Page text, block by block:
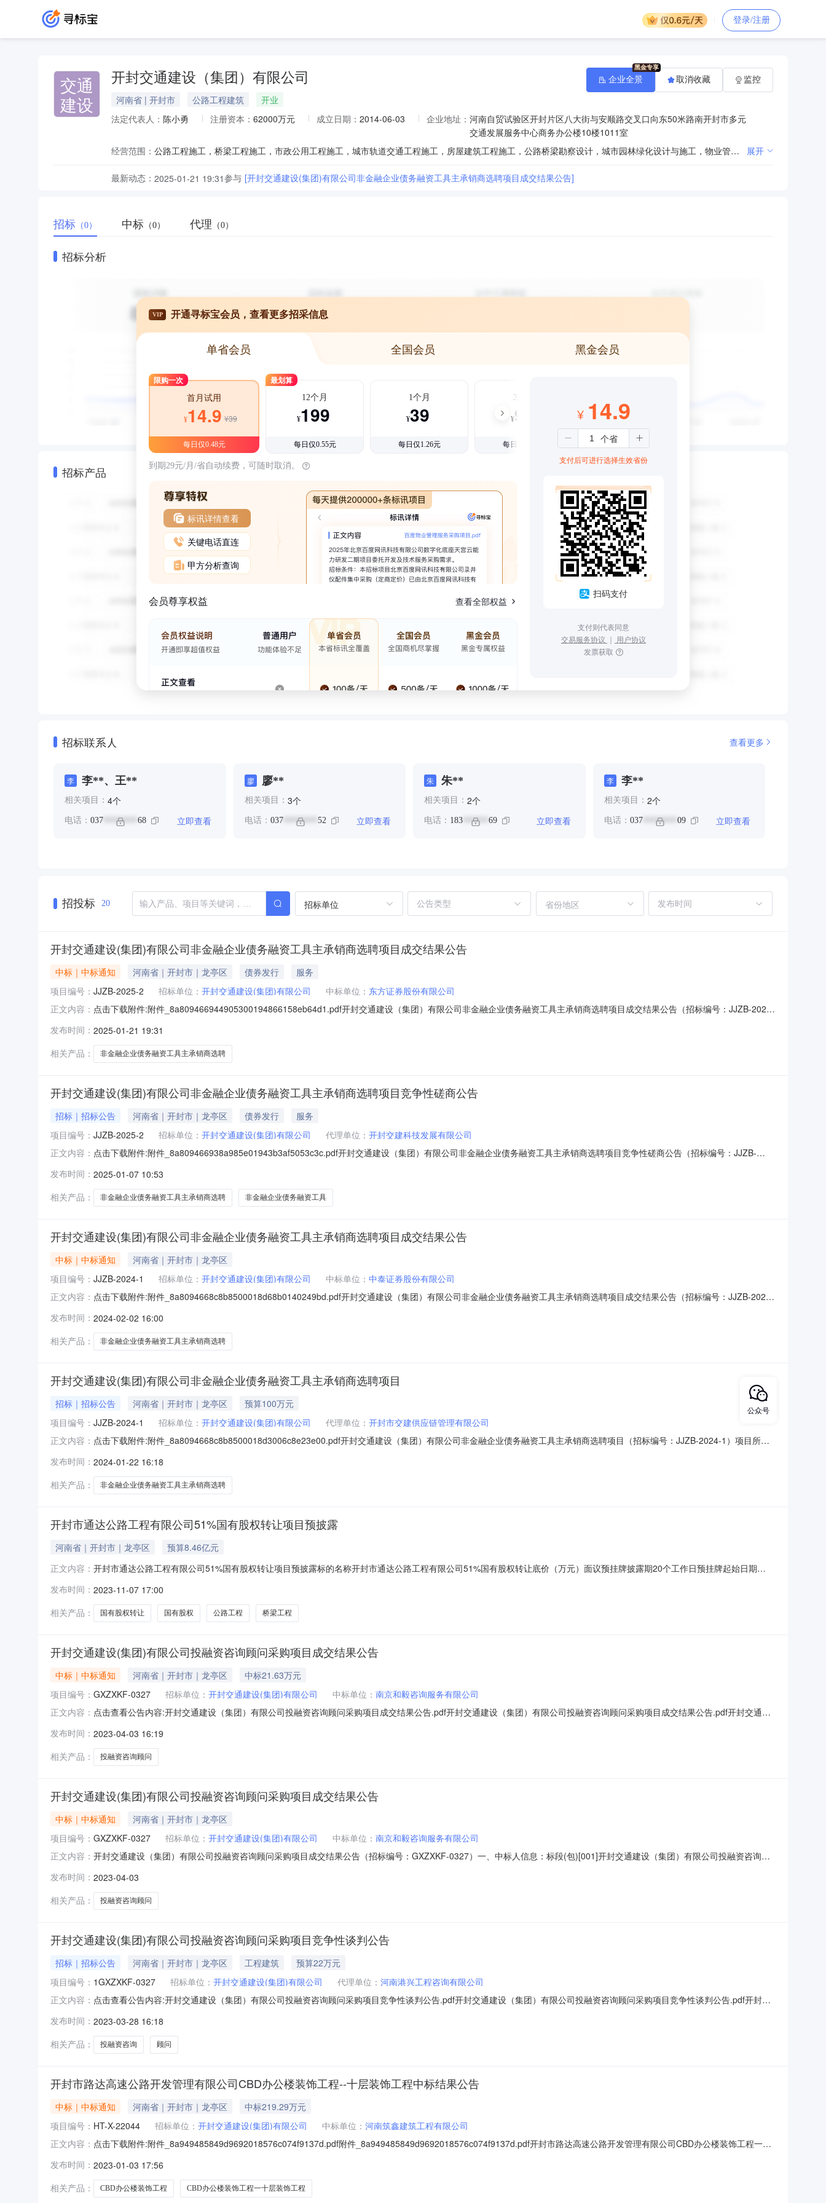
登录/注册
交通
建设
开封交通建设（集团）有限公司
河南省 | 开封市 公路工程建筑
开业
法定代表人： 陈小勇 注册资本： 62000万元 成立日期： 2014-06-03 企业地址： 河南自贸试验区开封片区八大街与安顺路交叉口向东50米路南开封市多元
交通发展服务中心商务办公楼10楼1011室
经营范围：
公路工程施工，桥梁工程施工，市政公用工程施工，城市轨道交通工程施工，房屋建筑工程施工，公路桥梁勘察设计，城市园林绿化设计与施工，物业管理，企业管理服务。 展开
最新动态： 2025-01-21 19:31参与 [开封交通建设(集团)有限公司非金融企业债务融资工具主承销商选聘项目成交结果公告]
企业全景 取消收藏 监控
招标 （0） 中标 （0） 代理 （0）
招标分析
招标产品
VIP 开通寻标宝会员，查看更多招采信息
单省会员 全国会员 黑金会员
限购一次
首月试用
¥14.9 ¥39
每日仅0.48元
最划算
12个月
¥199
每日仅0.55元
1个月
¥39
每日仅1.26元
3个月
¥99
每日仅1.08元
到期29元/月/省自动续费，可随时取消。
标讯详情查看
关键电话直连
甲方分析查询
会员尊享权益 查看全部权益
¥ 14.9
支付后可进行选择生效省份
扫码支付
支付则代表同意
交易服务协议 ｜ 用户协议
发票获取
招标联系人 查看更多
李 李**、王**
相关项目： 4个
电话： 037 ******** 68 立即查看
廖 廖**
相关项目： 3个
电话： 037 ******** 52 立即查看
朱 朱**
相关项目： 2个
电话： 183 ****** 69 立即查看
李 李**
相关项目： 2个
电话： 037 ******** 09 立即查看
招投标 20 招标单位 省份地区
开封交通建设(集团)有限公司非金融企业债务融资工具主承销商选聘项目成交结果公告
中标｜中标通知 河南省｜开封市｜龙亭区 债券发行
服务
项目编号： JJZB-2025-2 招标单位： 开封交通建设(集团)有限公司 中标单位： 东方证券股份有限公司
正文内容： 点击下载附件:附件_8a809466944905300194866158eb64d1.pdf开封交通建设（集团）有限公司非金融企业债务融资工具主承销商选聘项目成交结果公告（招标编号：JJZB-2025-
他：1、项目编号：JJZB-2025-2；2、项目名称：开封交通建设（集团）有限公司非金融企业债务融资工具主承销商选聘项目；3、采购方式：竞争性磋
发布时间： 2025-01-21 19:31
相关产品：
非金融企业债务融资工具主承销商选聘
开封交通建设(集团)有限公司非金融企业债务融资工具主承销商选聘项目竞争性磋商公告
招标｜招标公告 河南省｜开封市｜龙亭区 债券发行
服务
项目编号： JJZB-2025-2 招标单位： 开封交通建设(集团)有限公司 代理单位： 开封交建科技发展有限公司
正文内容： 点击下载附件:附件_8a809466938a985e01943b3af5053c3c.pdf开封交通建设（集团）有限公司非金融企业债务融资工具主承销商选聘项目竞争性磋商公告（招标编号：JJZB-
为其他资金自筹资金，招标人为开封交通建设（集团）有限公司。本项目已具备招标条件，现招标方式为公开招标。二、项目概况和招标范围规模：根据开封交通建设（集团）有限
发布时间： 2025-01-07 10:53
相关产品：
非金融企业债务融资工具主承销商选聘 非金融企业债务融资工具
开封交通建设(集团)有限公司非金融企业债务融资工具主承销商选聘项目成交结果公告
中标｜中标通知
河南省｜开封市｜龙亭区
项目编号： JJZB-2024-1 招标单位： 开封交通建设(集团)有限公司 中标单位： 中泰证券股份有限公司
正文内容： 点击下载附件:附件_8a8094668c8b8500018d68b0140249bd.pdf开封交通建设（集团）有限公司非金融企业债务融资工具主承销商选聘项目成交结果公告（招标编号：JJZB-2024-
交通建设（集团）有限公司非金融企业债务融资工具主承销商选聘项目竞争性磋商的磋商工作已结束，经评审委员会评审并报公司批准，现将成交结果公告如下：项目
发布时间： 2024-02-02 16:00
相关产品：
非金融企业债务融资工具主承销商选聘
开封交通建设(集团)有限公司非金融企业债务融资工具主承销商选聘项目
招标｜招标公告 河南省｜开封市｜龙亭区
预算100万元
项目编号： JJZB-2024-1 招标单位： 开封交通建设(集团)有限公司 代理单位： 开封市交建供应链管理有限公司
正文内容： 点击下载附件:附件_8a8094668c8b8500018d3006c8e23e00.pdf开封交通建设（集团）有限公司非金融企业债务融资工具主承销商选聘项目（招标编号：JJZB-2024-1）项目所在
100万元，招标人为开封交通建设（集团）有限公司。本项目已具备招标条件，现招标方式为公开招标。二、项目概况和招标范围规模：开封交通建设（集团）有限公司拟在
发布时间： 2024-01-22 16:18
相关产品：
非金融企业债务融资工具主承销商选聘
开封市通达公路工程有限公司51%国有股权转让项目预披露
河南省｜开封市｜龙亭区
预算8.46亿元
正文内容： 开封市通达公路工程有限公司51%国有股权转让项目预披露标的名称开封市通达公路工程有限公司51%国有股权转让底价（万元）面议预挂牌披露期20个工作日预挂牌起始日期
封市宋城路93号法定代表人杨二建成立日期1996年02月14日注册资本（万元）10700实收资本（万元）10700经济类型国有全资企业企业类型有限责任公司所属行业建筑业统一社
会信用代码
发布时间： 2023-11-07 17:00
相关产品：
国有股权转让 国有股权 公路工程 桥梁工程
开封交通建设(集团)有限公司投融资咨询顾问采购项目成交结果公告
中标｜中标通知 河南省｜开封市｜龙亭区
中标21.63万元
项目编号： GXZXKF-0327 招标单位： 开封交通建设(集团)有限公司 中标单位： 南京和毅咨询服务有限公司
正文内容： 点击查看公告内容:开封交通建设（集团）有限公司投融资咨询顾问采购项目成交结果公告.pdf开封交通建设（集团）有限公司投融资咨询顾问采购项目成交结果公告.pdf开封交通建
中标人：南京和毅咨询服务有限公司中标价格：21.63万元二、其他：我公司受开封交通建设（集团）有限公司委托，对开封交通建设（集团）有限公司投融资咨询顾问采购项目进
行竞争性谈判，
发布时间： 2023-04-03 16:19
相关产品：
投融资咨询顾问
开封交通建设(集团)有限公司投融资咨询顾问采购项目成交结果公告
中标｜中标通知
河南省｜开封市｜龙亭区
项目编号： GXZXKF-0327 招标单位： 开封交通建设(集团)有限公司 中标单位： 南京和毅咨询服务有限公司
正文内容： 开封交通建设（集团）有限公司投融资咨询顾问采购项目成交结果公告（招标编号：GXZXKF-0327）一、中标人信息：标段(包)[001]开封交通建设（集团）有限公司投融资咨询顾
采购项目进行竞争性谈判，现就本次谈判的结果公布如下：一、项目概况1、项目名称：开封交通建设（集团）有限公司投融资咨询顾问采购项目2、采购人：开封交通建设（集团）
有限公司3、项目编号：
发布时间： 2023-04-03
相关产品：
投融资咨询顾问
开封交通建设(集团)有限公司投融资咨询顾问采购项目竞争性谈判公告
招标｜招标公告 河南省｜开封市｜龙亭区 工程建筑
预算22万元
项目编号： 1GXZXKF-0327 招标单位： 开封交通建设(集团)有限公司 代理单位： 河南港兴工程咨询有限公司
正文内容： 点击查看公告内容:开封交通建设（集团）有限公司投融资咨询顾问采购项目竞争性谈判公告.pdf开封交通建设（集团）有限公司投融资咨询顾问采购项目竞争性谈判公告.pdf开封交
资咨询顾问采购项目已由项目审批/核准/备案机关批准，项目资金来源为自筹资金22万元，招标人为开封交通建设（集团）有限公司。本项目已具备招标条件，现招标方式为其它方
式。二、项目概况和招标
发布时间： 2023-03-28 16:18
相关产品：
投融资咨询 顾问
开封市路达高速公路开发管理有限公司CBD办公楼装饰工程--十层装饰工程中标结果公告
中标｜中标通知 河南省｜开封市｜龙亭区
中标219.29万元
项目编号： HT-X-22044 招标单位： 开封交通建设(集团)有限公司 中标单位： 河南筑鑫建筑工程有限公司
正文内容： 点击下载附件:附件_8a949485849d9692018576c074f9137d.pdf附件_8a949485849d9692018576c074f9137d.pdf开封市路达高速公路开发管理有限公司CBD办公楼装饰工程一十
鑫建筑工程有限公司中标价格：219.294473万元二、其他：我公司受开封交通建设（集团）有限公司委托，对开封市路达高
发布时间： 2023-01-03 17:56
相关产品：
CBD办公楼装饰工程 CBD办公楼装饰工程一十层装饰工程
公众号